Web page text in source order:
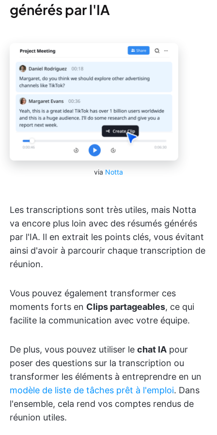
générés par l'IA
via Notta
Les transcriptions sont très utiles, mais Notta
va encore plus loin avec des résumés générés
par l'IA. Il en extrait les points clés, vous évitant
ainsi d'avoir à parcourir chaque transcription de
réunion.
Vous pouvez également transformer ces
moments forts en Clips partageables, ce qui
facilite la communication avec votre équipe.
De plus, vous pouvez utiliser le chat IA pour
poser des questions sur la transcription ou
transformer les éléments à entreprendre en un
modèle de liste de tâches prêt à l'emploi. Dans
l'ensemble, cela rend vos comptes rendus de
réunion utiles.